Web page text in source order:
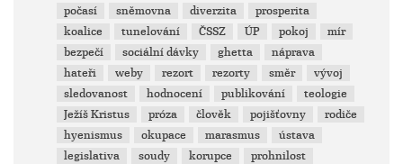
počasí
sněmovna diverzita
prosperita
koalice
tunelování ČSSZ ÚP pokoj
mír
bezpečí
sociální dávky ghetta
náprava
hateři
weby rezort rezorty směr
vývoj
sledovanost
hodnocení publikování
teologie
Ježíš Kristus
próza člověk pojišťovny
rodiče
hyenismus
okupace marasmus
ústava
legislativa
soudy korupce
prohnilost